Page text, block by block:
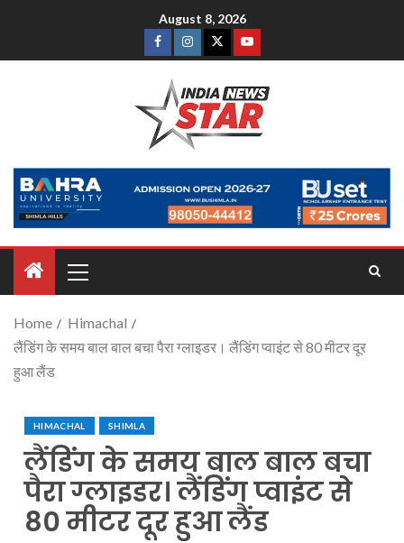
August 8, 2026
Home
Himachal
लैंडिंग के समय बाल बाल बचा पैरा ग्लाइडर। लैंडिंग प्वाइंट से 80 मीटर दूर
हुआ लैंड
HIMACHAL SHIMLA
लैंडिंग के समय बाल बाल बचा
पैरा ग्लाइडर। लैंडिंग प्वाइंट से
80 मीटर दूर हुआ लैंड